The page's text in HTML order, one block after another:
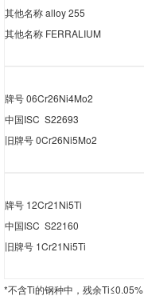
其他名称alloy 255
其他名称 FERRALIUM
牌号06Cr26Ni4Mo2
中国ISC S22693
旧牌号0Cr26Ni5Mo2
牌号 12Cr21Ni5Ti
中国ISC S22160
旧牌号 1Cr21Ni5Ti
*不含Ti的钢种中，残余Ti≤0.05%